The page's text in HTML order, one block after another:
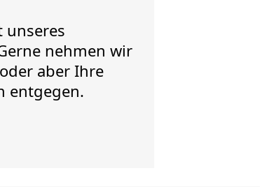
unseres
nehmen wir
aber Ihre
entgegen.